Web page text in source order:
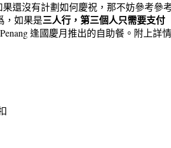
還沒有計劃如何慶祝，那不妨參考參
，如果是三人行，第三個人只需要支付
逢國慶月推出的自助餐。附上詳情